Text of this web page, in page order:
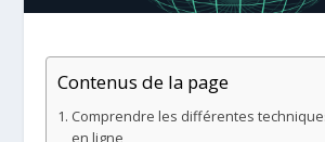
Contenus de la page
Comprendre les différentes
en ligne